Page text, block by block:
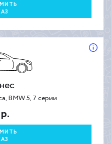
BMW 5, 7 серии
р.